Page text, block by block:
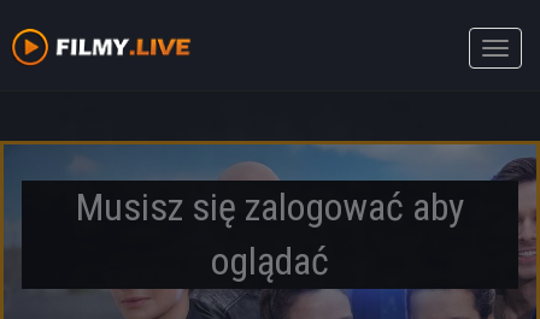
Toggle
Musisz się zalogować aby
oglądać